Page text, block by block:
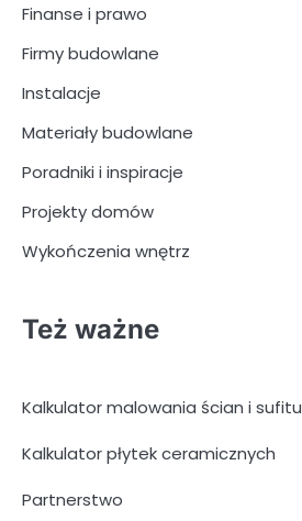
Finanse i prawo
Firmy budowlane
Instalacje
Materiały budowlane
Poradniki i inspiracje
Projekty domów
Wykończenia wnętrz
Też ważne
Kalkulator malowania ścian i sufitu
Kalkulator płytek ceramicznych
Partnerstwo